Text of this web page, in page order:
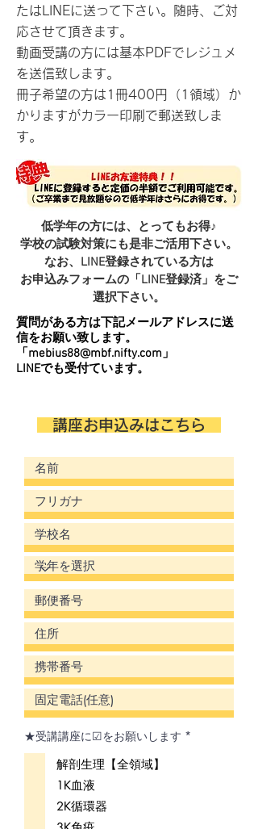
たはLINEに送って下さい。
​随時、ご対
応させて頂きます。
動画受講の方には基本PDFでレジュメ
を送信致します。
冊子希望の方は1冊400円（1領域）か
かりますがカラー印刷で郵送致しま
す。
​低学年の方には、とってもお得♪
学校の試験対策にも是非ご活用下さい。
なお、LINE登録されている方は
お申込みフォームの「LINE登録済」をご
選択下さい。
質問がある方は下記メールアドレスに送
信をお願い致します。
「 mebius88@mbf.nifty.com」
​LINEでも受付ています。
​ 講座お申込みはこちら
★受講講座に☑をお願いします *
解剖生理【全領域】
1K血液
2K循環器